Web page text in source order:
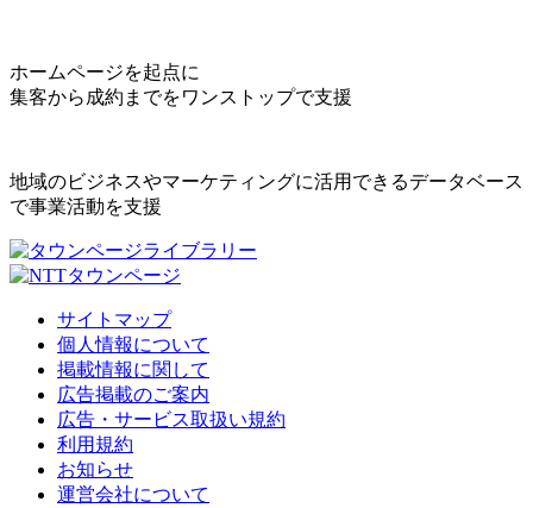
ホームページを起点に
集客から成約までをワンストップで支援
地域のビジネスやマーケティングに活用できるデータベース
で事業活動を支援
サイトマップ
個人情報について
掲載情報に関して
広告掲載のご案内
広告・サービス取扱い規約
利用規約
お知らせ
運営会社について